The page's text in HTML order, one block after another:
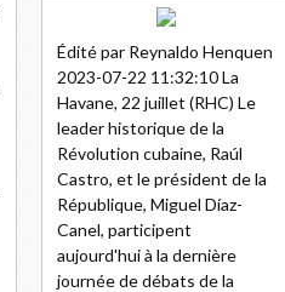
Édité par Reynaldo Henquen
2023-07-22 11:32:10 La
Havane, 22 juillet (RHC) Le
leader historique de la
Révolution cubaine, Raúl
Castro, et le président de la
République, Miguel Díaz-
Canel, participent
aujourd'hui à la dernière
journée de débats de la